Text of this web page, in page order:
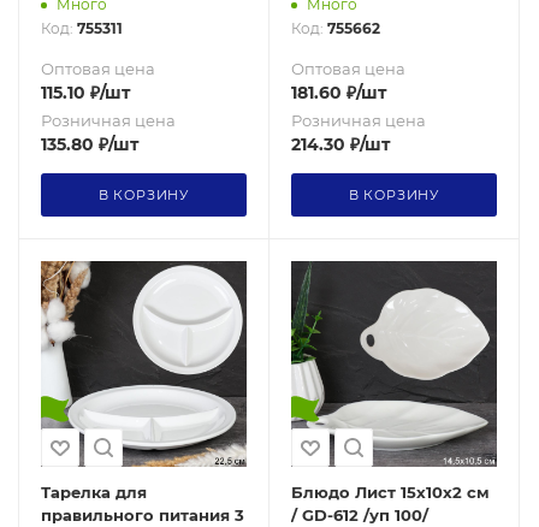
Много
Код: 755311
Оптовая цена
115.10 ₽/шт
Розничная цена
135.80 ₽/шт
В КОРЗИНУ
Много
Код: 755662
Оптовая цена
181.60 ₽/шт
Розничная цена
214.30 ₽/шт
В КОРЗИНУ
Тарелка для
правильного питания 3
Блюдо Лист 15х10х2 см
/ GD-612 /уп 100/